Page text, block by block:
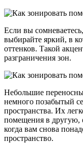
Если вы
выбирайте яркий, в
оттенков. Такой
разграничения зон.
Небольшие
немного позабытый
пространства. Их
помещения в другую,
когда вам снова
пространство.